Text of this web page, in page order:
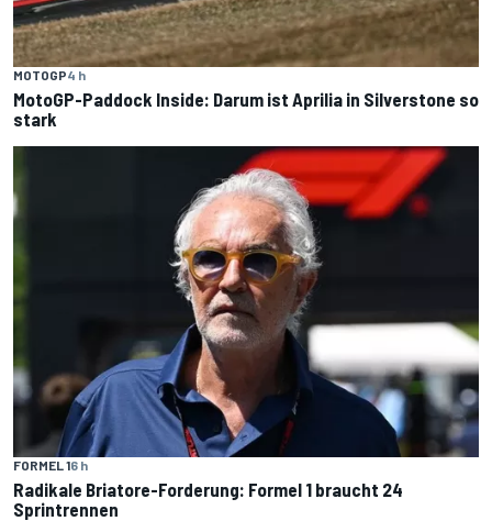
MOTOGP4 h
MotoGP-Paddock Inside: Darum ist Aprilia in Silverstone so
stark
FORMEL 16 h
Radikale Briatore-Forderung: Formel 1 braucht 24
Sprintrennen